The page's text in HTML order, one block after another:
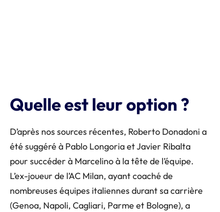
Quelle est leur option ?
D’après nos sources récentes, Roberto Donadoni a
été suggéré à Pablo Longoria et Javier Ribalta
pour succéder à Marcelino à la tête de l’équipe.
L’ex-joueur de l’AC Milan, ayant coaché de
nombreuses équipes italiennes durant sa carrière
(Genoa, Napoli, Cagliari, Parme et Bologne), a